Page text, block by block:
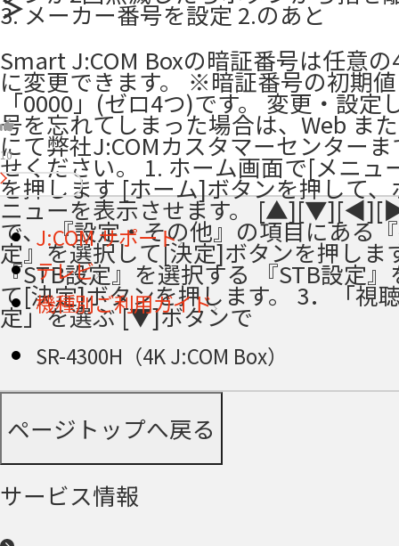
3. メーカー番号を設定 2.のあと
＞
Smart J:COM Boxの暗証番号は任意
に変更できます。 ※暗証番号の初期
「0000」(ゼロ4つ)です。 変更・設定
号を忘れてしまった場合は、Web ま
にて弊社J:COMカスタマーセンター
せください。 1. ホーム画面で[メニュ
を押します [ホーム]ボタンを押して、
ニューを表示させます。
で、 『設定・その他』の項目にある
定』を選択して[決定]ボタンを押しま
『STB設定』を選択する 『STB設定
て[決定]ボタンを押します。 3．「視
定」を選ぶ [▼]ボタンで
10
J:COM サポート
テレビ
機種別ご利用ガイド
SR-4300H（4K J:COM Box）
ページトップへ戻る
サービス情報